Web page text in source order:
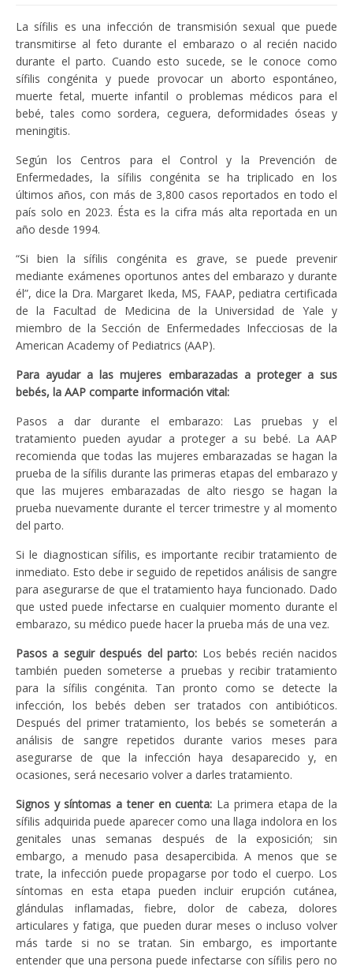
La sífilis es una infección de transmisión sexual que puede
transmitirse al feto durante el embarazo o al recién nacido
durante el parto. Cuando esto sucede, se le conoce como
sífilis congénita y puede provocar un aborto espontáneo,
muerte fetal, muerte infantil o problemas médicos para el
bebé, tales como sordera, ceguera, deformidades óseas y
meningitis.
Según los Centros para el Control y la Prevención de
Enfermedades, la sífilis congénita se ha triplicado en los
últimos años, con más de 3,800 casos reportados en todo el
país solo en 2023. Ésta es la cifra más alta reportada en un
año desde 1994.
“Si bien la sífilis congénita es grave, se puede prevenir
mediante exámenes oportunos antes del embarazo y durante
él”, dice la Dra. Margaret Ikeda, MS, FAAP, pediatra certificada
de la Facultad de Medicina de la Universidad de Yale y
miembro de la Sección de Enfermedades Infecciosas de la
American Academy of Pediatrics (AAP).
Para ayudar a las mujeres embarazadas a proteger a sus
bebés, la AAP comparte información vital:
Pasos a dar durante el embarazo: Las pruebas y el
tratamiento pueden ayudar a proteger a su bebé. La AAP
recomienda que todas las mujeres embarazadas se hagan la
prueba de la sífilis durante las primeras etapas del embarazo y
que las mujeres embarazadas de alto riesgo se hagan la
prueba nuevamente durante el tercer trimestre y al momento
del parto.
Si le diagnostican sífilis, es importante recibir tratamiento de
inmediato. Esto debe ir seguido de repetidos análisis de sangre
para asegurarse de que el tratamiento haya funcionado. Dado
que usted puede infectarse en cualquier momento durante el
embarazo, su médico puede hacer la prueba más de una vez.
Pasos a seguir después del parto: Los bebés recién nacidos
también pueden someterse a pruebas y recibir tratamiento
para la sífilis congénita. Tan pronto como se detecte la
infección, los bebés deben ser tratados con antibióticos.
Después del primer tratamiento, los bebés se someterán a
análisis de sangre repetidos durante varios meses para
asegurarse de que la infección haya desaparecido y, en
ocasiones, será necesario volver a darles tratamiento.
Signos y síntomas a tener en cuenta: La primera etapa de la
sífilis adquirida puede aparecer como una llaga indolora en los
genitales unas semanas después de la exposición; sin
embargo, a menudo pasa desapercibida. A menos que se
trate, la infección puede propagarse por todo el cuerpo. Los
síntomas en esta etapa pueden incluir erupción cutánea,
glándulas inflamadas, fiebre, dolor de cabeza, dolores
articulares y fatiga, que pueden durar meses o incluso volver
más tarde si no se tratan. Sin embargo, es importante
entender que una persona puede infectarse con sífilis pero no